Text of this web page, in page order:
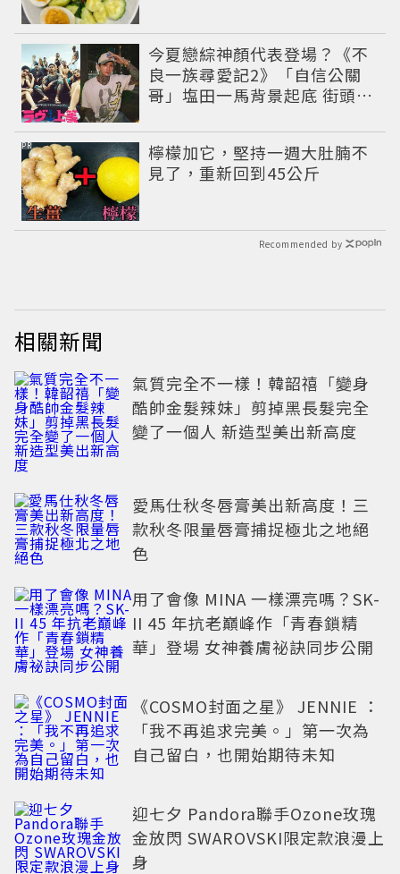
今夏戀綜神顏代表登場？《不
良一族尋愛記2》「自信公關
哥」塩田一馬背景起底 街頭辣
檸檬加它，堅持一週大肚腩不
見了，重新回到45公斤
PR
Recommended by
相關新聞
氣質完全不一樣！韓韶禧「變身
酷帥金髮辣妹」剪掉黑長髮完全
變了一個人 新造型美出新高度
愛馬仕秋冬唇膏美出新高度！三
款秋冬限量唇膏捕捉極北之地絕
色
用了會像 MINA 一樣漂亮嗎？SK-
II 45 年抗老巔峰作「青春鎖精
華」登場 女神養膚祕訣同步公開
《COSMO封面之星》 JENNIE ：
「我不再追求完美。」第一次為
自己留白，也開始期待未知
迎七夕 Pandora聯手Ozone玫瑰
金放閃 SWAROVSKI限定款浪漫上
身